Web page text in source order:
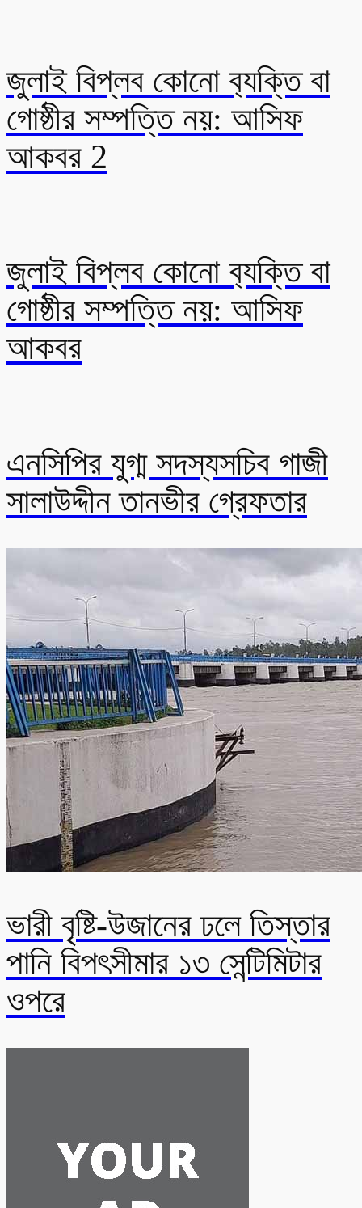
জুলাই বিপ্লব কোনো ব‍্যক্তি বা
গোষ্ঠীর সম্পত্তি নয়: আসিফ
আকবর 2
জুলাই বিপ্লব কোনো ব‍্যক্তি বা
গোষ্ঠীর সম্পত্তি নয়: আসিফ
আকবর
এনসিপির যুগ্ম সদস্যসচিব গাজী
সালাউদ্দীন তানভীর গ্রেফতার
ভারী বৃষ্টি-উজানের ঢলে তিস্তার
পানি বিপৎসীমার ১৩ সেন্টিমিটার
ওপরে